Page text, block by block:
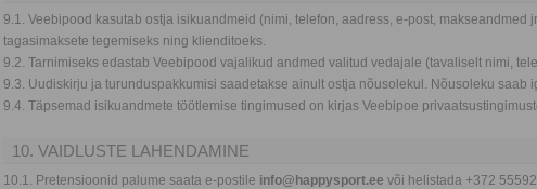
9.1. Veebipood kasutab ostja isikuandmeid (nimi, telefon, aadress, e-post,
tagasimaksete tegemiseks ning klienditoeks.
9.2. Tarnimiseks edastab Veebipood vajalikud andmed valitud vedajale (tavaliselt nimi,
9.3. Uudiskirju ja turunduspakkumisi saadetakse ainult ostja nõusolekul. Nõusoleku saab
9.4. Täpsemad isikuandmete töötlemise tingimused on kirjas Veebipoe
10. VAIDLUSTE LAHENDAMINE
10.1. Pretensioonid palume saata e-postile info@happysport.ee või helistada +372